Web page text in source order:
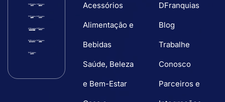
Acessórios
Alimentação e
Bebidas
Saúde, Beleza
e Bem-Estar
DFranquias
Blog
Trabalhe
Conosco
Parceiros e